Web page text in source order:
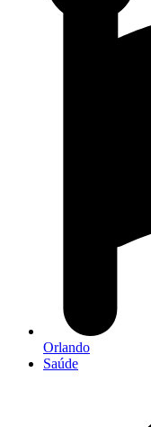
Orlando
Saúde